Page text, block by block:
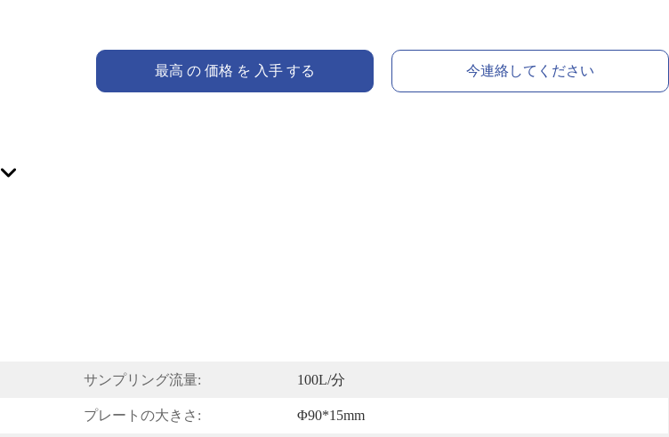
最高 の 価格 を 入手 する 今連絡してください
サンプリング流量: 100L/分
プレートの大きさ: Φ90*15mm